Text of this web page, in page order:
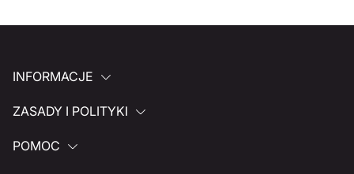
INFORMACJE
ZASADY I POLITYKI
POMOC